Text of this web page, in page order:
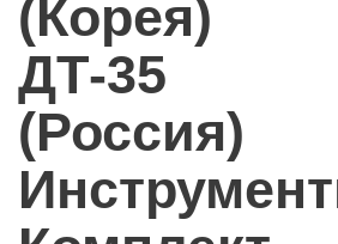
(Корея)
ДТ-35
(Россия)